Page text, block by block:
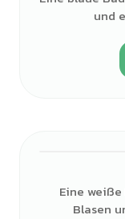
und
Eine
Blasen